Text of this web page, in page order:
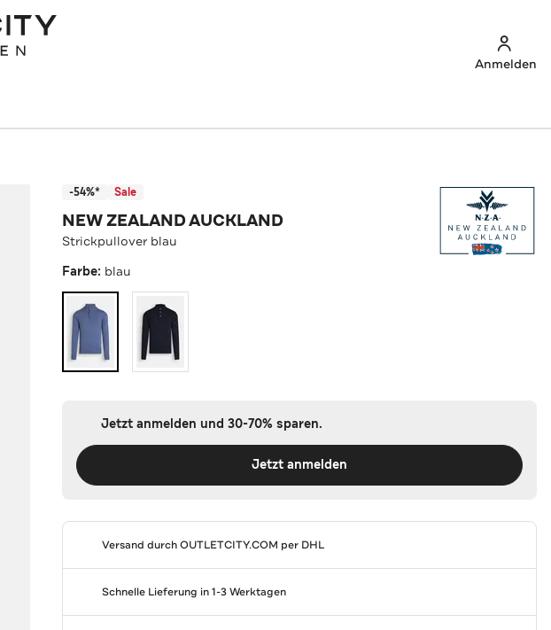
Anmelden
-54%* Sale
NEW ZEALAND AUCKLAND
Strickpullover blau
Farbe: blau
Jetzt anmelden und 30-70% sparen.
Jetzt anmelden
Versand durchOUTLETCITY.COM per DHL
Schnelle Lieferung in 1-3 Werktagen